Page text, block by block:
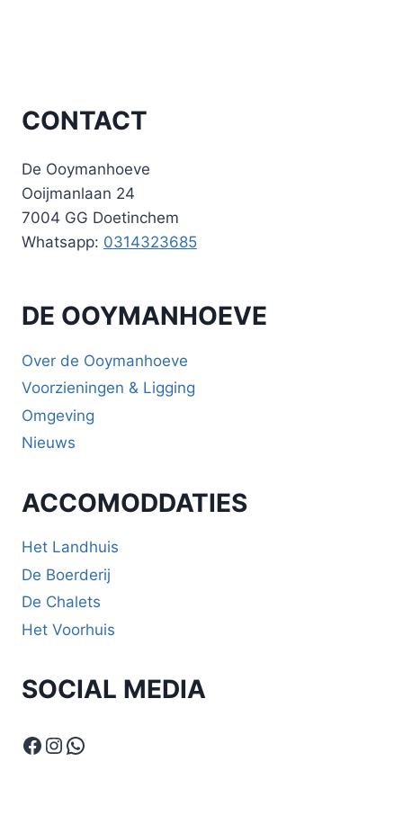
CONTACT
De Ooymanhoeve
Ooijmanlaan 24
7004 GG Doetinchem
Whatsapp: 0314323685
DE OOYMANHOEVE
Over de Ooymanhoeve
Voorzieningen & Ligging
Omgeving
Nieuws
ACCOMODDATIES
Het Landhuis
De Boerderij
De Chalets
Het Voorhuis
SOCIAL MEDIA
Facebook
Instagram
WhatsApp